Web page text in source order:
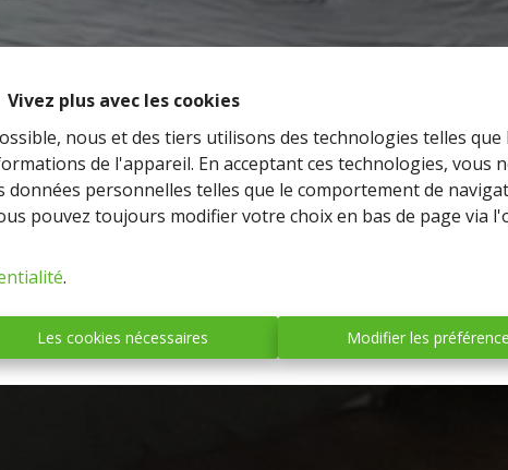
Vivez plus avec les cookies
nous et des tiers utilisons des technologies telles que
de l'appareil. En acceptant ces technologies, vous
personnelles telles que le comportement de
pouvez toujours modifier votre choix en bas de page via
.
Les cookies nécessaires Modifier les